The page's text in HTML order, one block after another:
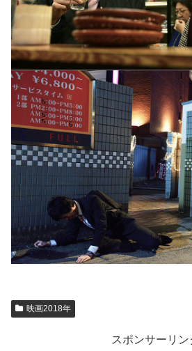
映画2018年
スポンサーリン